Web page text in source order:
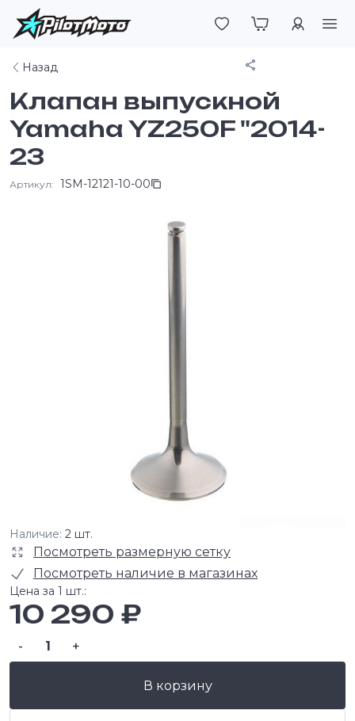
Войти
Назад
Клапан выпускной
Yamaha YZ250F "2014-
23
Артикул: 1SM-12121-10-00
Наличие: 2 шт.
Посмотреть размерную сетку
Посмотреть наличие в магазинах
Цена за 1 шт.:
10 290 ₽
- +
В корзину